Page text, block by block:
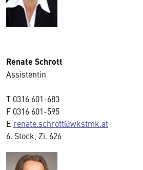
Renate Schrott
Assistentin
T 0316 601-683
F 0316 601-595
E renate.schrott@wkstmk.at
6. Stock, Zi. 626